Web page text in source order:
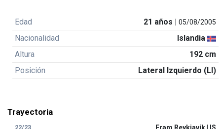
Edad 21 años |05/08/2005
Nacionalidad
Islandia
Altura
192 cm
Posición
Lateral Izquierdo (LI)
Trayectoria
22/23